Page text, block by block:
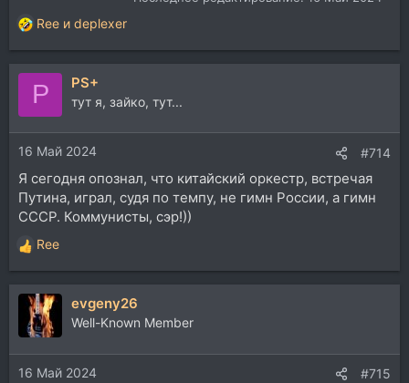
Р
е
а
и
и
:
Ree и deplexer
P PS+
тут я, зайко, тут...
16 Май 2024 #714
Я сегодня опознал, что китайский оркестр, встречая
Путина, играл, судя по темпу, не гимн России, а гимн
СССР. Коммунисты, сэр!))
Р
е
а
и
и
:
Ree
evgeny26
Well-Known Member
16 Май 2024 #715